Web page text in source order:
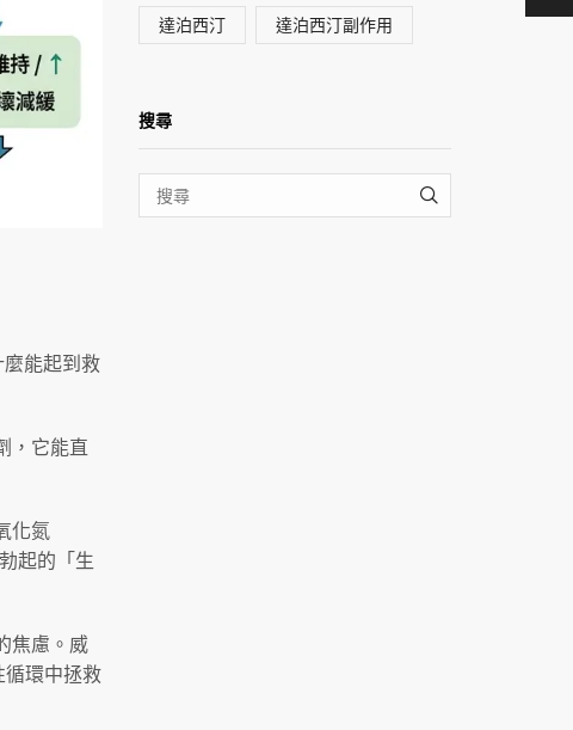
能起到救
，它能直
化氮
起的「生
焦慮。威
環中拯救
達泊西汀 達泊西汀副作用
搜尋
SEARCH